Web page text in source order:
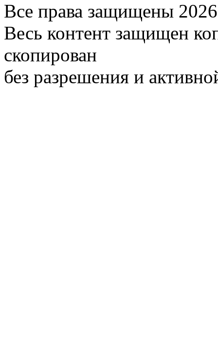
Все права защищены 2026
Весь контент защищен
скопирован
без разрешения и